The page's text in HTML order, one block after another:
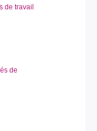
de travail
de